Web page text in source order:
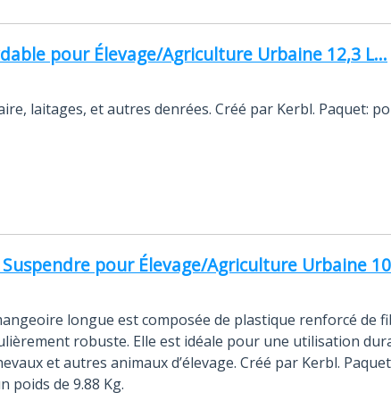
pour Élevage/Agriculture Urbaine 12,3 L...
laitages, et autres denrées. Créé par Kerbl. Paquet:
pour Élevage/Agriculture Urbaine
longue est composée de plastique renforcé de
robuste. Elle est idéale pour une utilisation
et autres animaux d’élevage. Créé par Kerbl.
poids de 9.88 Kg.